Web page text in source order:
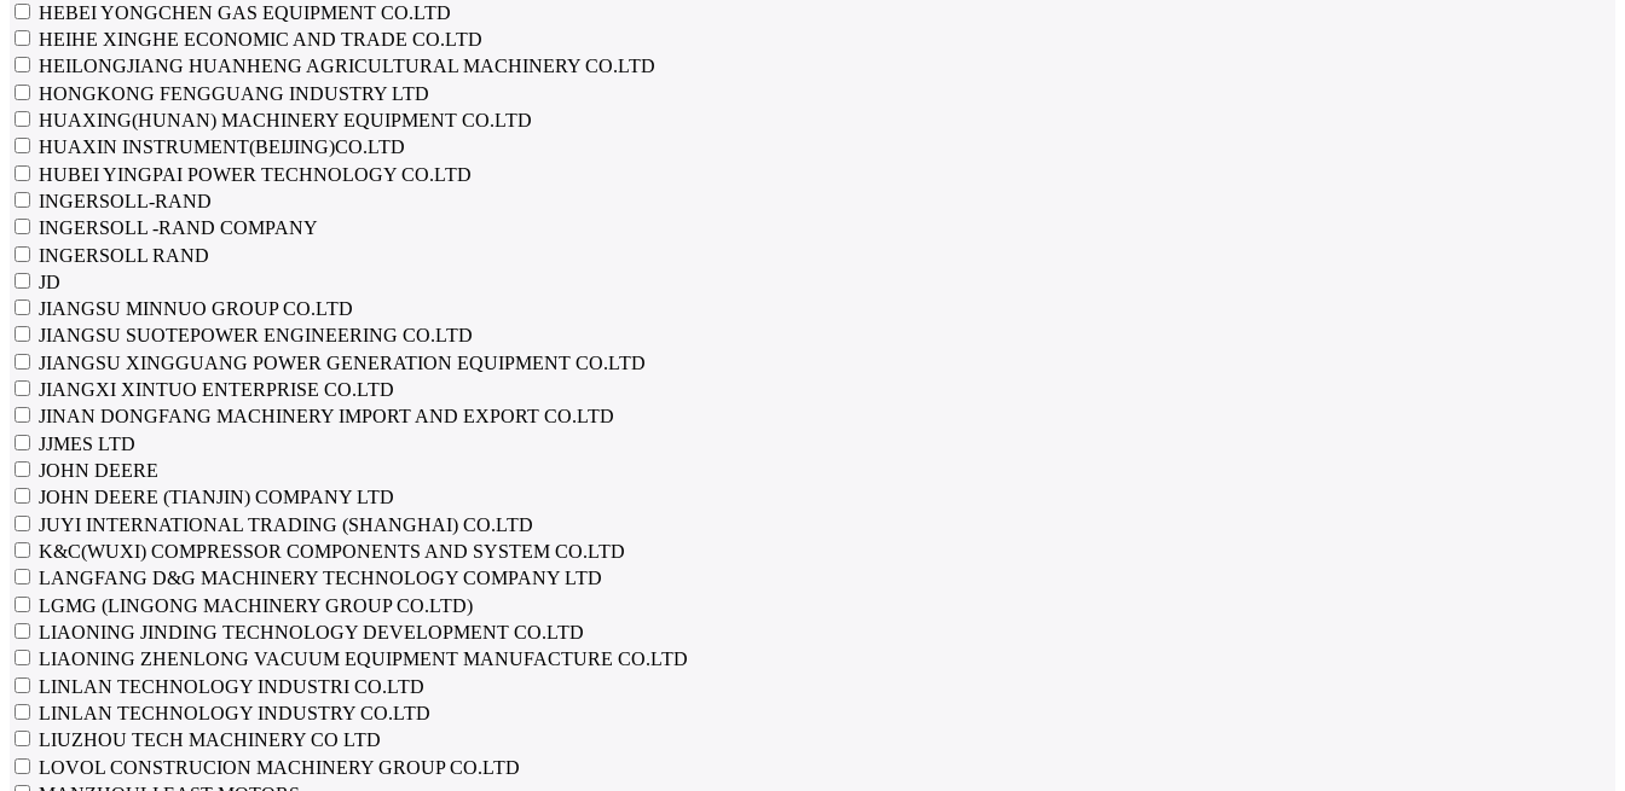
HEBEI YONGCHEN GAS EQUIPMENT CO.LTD
HEIHE XINGHE ECONOMIC AND TRADE CO.LTD
HEILONGJIANG HUANHENG AGRICULTURAL MACHINERY CO.LTD
HONGKONG FENGGUANG INDUSTRY LTD
HUAXING(HUNAN) MACHINERY EQUIPMENT CO.LTD
HUAXIN INSTRUMENT(BEIJING)CO.LTD
HUBEI YINGPAI POWER TECHNOLOGY CO.LTD
INGERSOLL-RAND
INGERSOLL -RAND COMPANY
INGERSOLL RAND
JD
JIANGSU MINNUO GROUP CO.LTD
JIANGSU SUOTEPOWER ENGINEERING CO.LTD
JIANGSU XINGGUANG POWER GENERATION EQUIPMENT CO.LTD
JIANGXI XINTUO ENTERPRISE CO.LTD
JINAN DONGFANG MACHINERY IMPORT AND EXPORT CO.LTD
JJMES LTD
JOHN DEERE
JOHN DEERE (TIANJIN) COMPANY LTD
JUYI INTERNATIONAL TRADING (SHANGHAI) CO.LTD
K&C(WUXI) COMPRESSOR COMPONENTS AND SYSTEM CO.LTD
LANGFANG D&G MACHINERY TECHNOLOGY COMPANY LTD
LGMG (LINGONG MACHINERY GROUP CO.LTD)
LIAONING JINDING TECHNOLOGY DEVELOPMENT CO.LTD
LIAONING ZHENLONG VACUUM EQUIPMENT MANUFACTURE CO.LTD
LINLAN TECHNOLOGY INDUSTRI CO.LTD
LINLAN TECHNOLOGY INDUSTRY CO.LTD
LIUZHOU TECH MACHINERY CO LTD
LOVOL CONSTRUCION MACHINERY GROUP CO.LTD